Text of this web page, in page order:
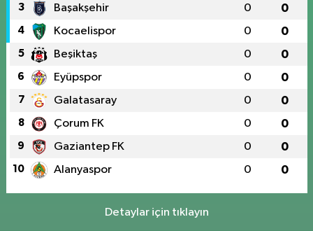
3 Başakşehir 0 0
4 Kocaelispor 0 0
5 Beşiktaş 0 0
6 Eyüpspor 0 0
7 Galatasaray 0 0
8 Çorum FK 0 0
9 Gaziantep FK 0 0
10 Alanyaspor 0 0
Detaylar için tıklayın